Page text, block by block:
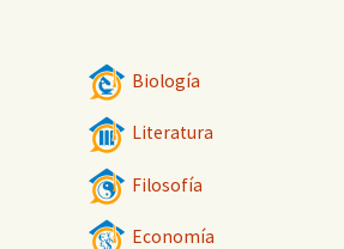
Biología
Literatura
Filosofía
Economía